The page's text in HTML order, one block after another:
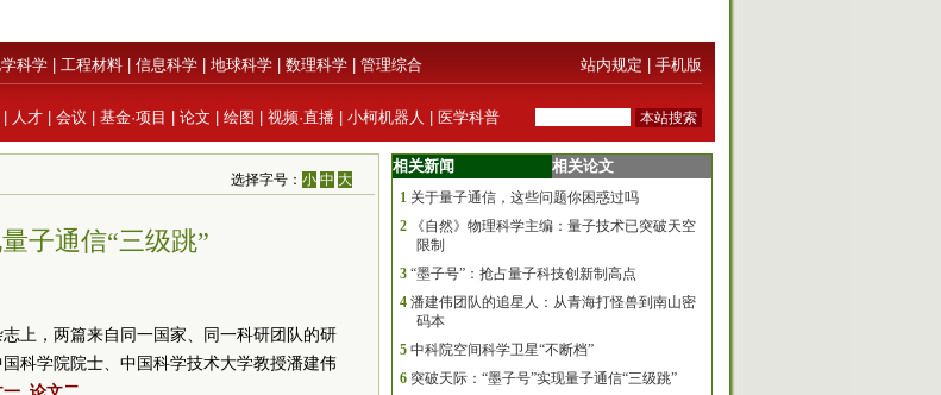
科学 工程材料 信息科学 地球科学 数理科学 管理综合 站内规定 手机版
人才 会议 基金·项目 论文 绘图 视频·直播 小柯机器人 医学科普
选择字号：小 中 大
子通信“三级跳”
上，两篇来自同一国家、同一科研团队的研
科学院院士、中国科学技术大学教授潘建伟
相关新闻 相关论文
1 关于量子通信，这些问题你困惑过吗
2
《自然》物理科学主编：量子技术已突破天空
限制
3 “墨子号”：抢占量子科技创新制高点
4 潘建伟团队的追星人：从青海打怪兽到南山密
码本
5 中科院空间科学卫星“不断档”
6 突破天际：“墨子号”实现量子通信“三级跳”